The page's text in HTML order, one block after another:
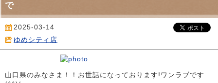
で
2025-03-14
ゆめシティ店
山口県のみなさま！！お世話になっております!ワンラブです